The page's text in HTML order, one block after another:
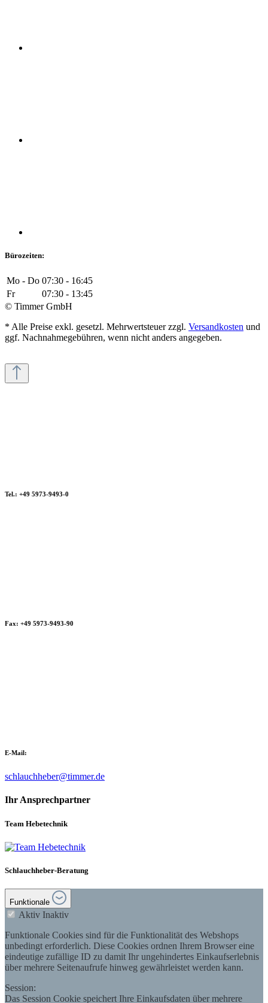
Bürozeiten:
Mo - Do 07:30 - 16:45
Fr
07:30 - 13:45
© Timmer GmbH
* Alle Preise exkl. gesetzl. Mehrwertsteuer zzgl. Versandkosten und
ggf. Nachnahmegebühren, wenn nicht anders angegeben.
Tel.: +49 5973-9493-0
Fax: +49 5973-9493-90
E-Mail:
schlauchheber@timmer.de
Ihr Ansprechpartner
Team Hebetechnik
Schlauchheber-Beratung
Funktionale
Aktiv Inaktiv
Funktionale Cookies sind für die Funktionalität des Webshops
unbedingt erforderlich. Diese Cookies ordnen Ihrem Browser eine
eindeutige zufällige ID zu damit Ihr ungehindertes Einkaufserlebnis
über mehrere Seitenaufrufe hinweg gewährleistet werden kann.
Session:
Das Session Cookie speichert Ihre Einkaufsdaten über mehrere